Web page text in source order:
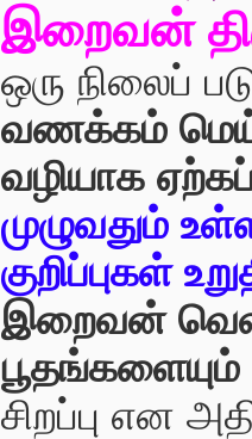
இறைவன்
ஒரு நிலைப்
வணக்கம்
வழியாக
முழுவதும்
குறிப்புகள்
இறைவன்
சிறப்பு என